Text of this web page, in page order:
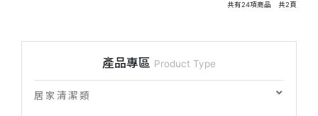
產品專區 Product Type
居家清潔類
共有24項商品 共2頁